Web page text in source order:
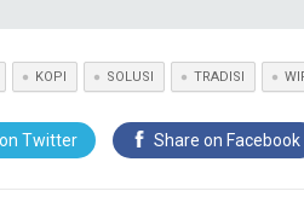
KOPI SOLUSI TRADISI
Twitter Share on Facebook